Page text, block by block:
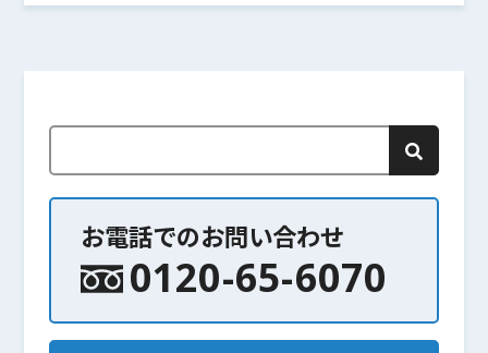
お電話でのお問い合わせ
0120-65-6070